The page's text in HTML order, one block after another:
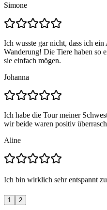
Simone
Ich wusste gar nicht, dass ich
Wanderung! Die Tiere haben so
sie einfach mögen.
Johanna
Ich habe die Tour meiner
wir beide waren positiv
Aline
Ich bin wirklich sehr entspannt
1 2